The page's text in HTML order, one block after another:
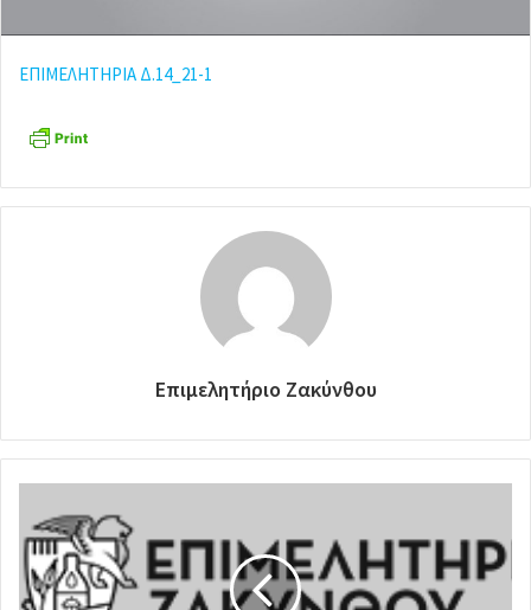
ΕΠΙΜΕΛΗΤΗΡΙΑ Δ.14_21-1
Επιμελητήριο Ζακύνθου